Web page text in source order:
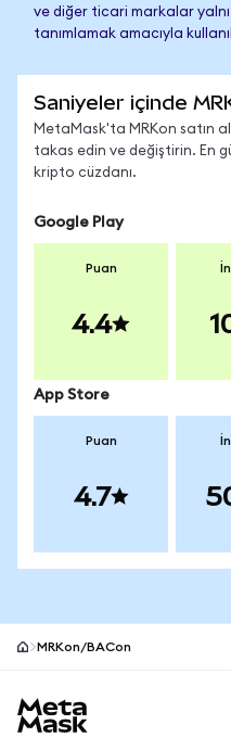
ve diğer ticari markalar
tanımlamak amacıyla
Saniyeler içinde
MetaMask'ta MRKon satın
takas edin ve değiştirin. En
kripto cüzdanı.
Google Play
Puan
4.4
App Store
Puan
4.7
MRKon/BACon